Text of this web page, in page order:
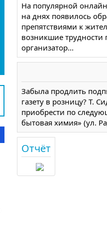
На популярной
на днях появилось
препятствиями к
возникшие трудности
организатор...
Забыла продлить
газету в розницу? Т.
приобрести по
бытовая химия» (ул.
Отчёт